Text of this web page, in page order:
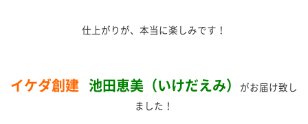
仕上がりが、本当に楽しみです！
イケダ創建 池田恵美（いけだえみ）
がお届け致し
ました！